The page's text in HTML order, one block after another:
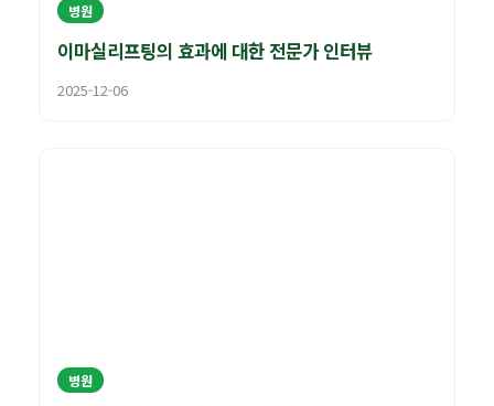
병원
이마실리프팅의 효과에 대한 전문가 인터뷰
2025-12-06
병원